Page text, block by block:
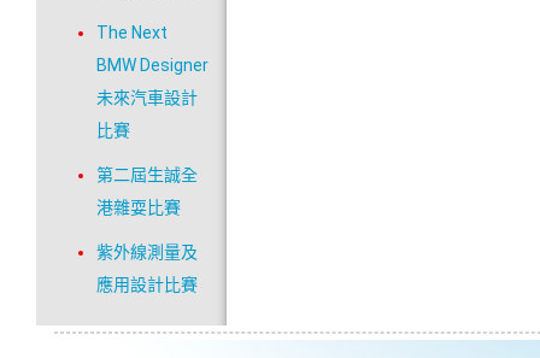
The Next
BMW Designer
未來汽車設計
比賽
第二屆生誠全
港雜耍比賽
紫外線測量及
應用設計比賽